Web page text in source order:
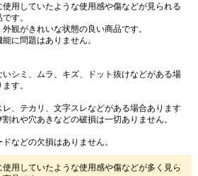
使用していたような使用感や傷などが見られる
す。
外観がきれいな状態の良い商品です。
に問題はありません。
いシミ、ムラ、キズ、ドット抜けなどがある場
す。
レ、テカリ、文字スレなどがある場合あります
割れや穴あきなどの破損は一切ありません。
ドなどの欠損はありません。
使用していたような使用感や傷などが多く見ら